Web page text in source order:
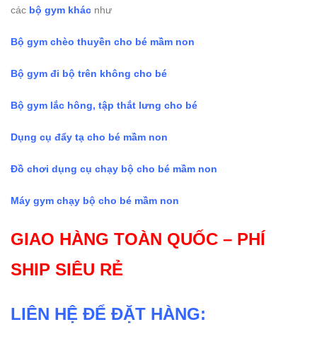
các bộ gym khác như
Bộ gym chèo thuyền cho bé mầm non
Bộ gym đi bộ trên không cho bé
Bộ gym lắc hông, tập thắt lưng cho bé
Dụng cụ đẩy tạ cho bé mầm non
Đồ chơi dụng cụ chạy bộ cho bé mầm non
Máy gym chạy bộ cho bé mầm non
GIAO HÀNG TOÀN QUỐC – PHÍ
SHIP SIÊU RẺ
LIÊN HỆ ĐỂ ĐẶT HÀNG: